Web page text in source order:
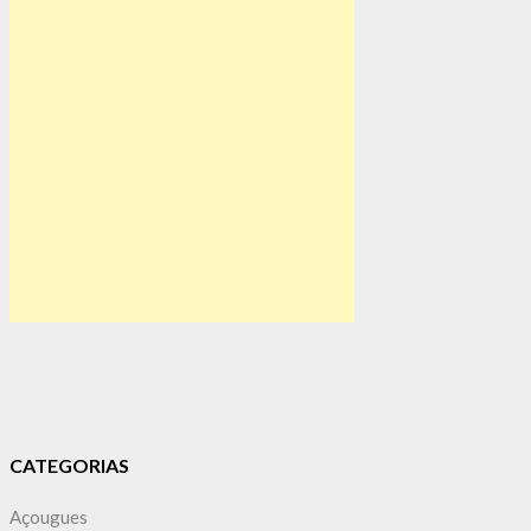
CATEGORIAS
Açougues